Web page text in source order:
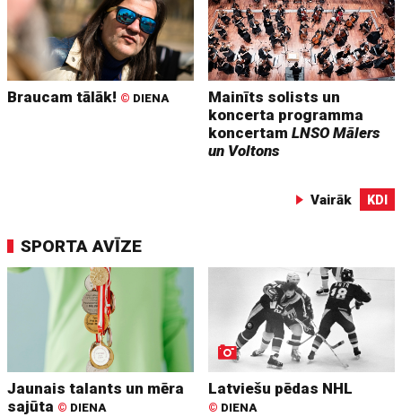
Braucam tālāk! © DIENA
Mainīts solists un
koncerta programma
koncertamLNSO Mālers
un Voltons
Vairāk KDI
SPORTA AVĪZE
Jaunais talants un mēra
sajūta © DIENA
Latviešu pēdas NHL
© DIENA